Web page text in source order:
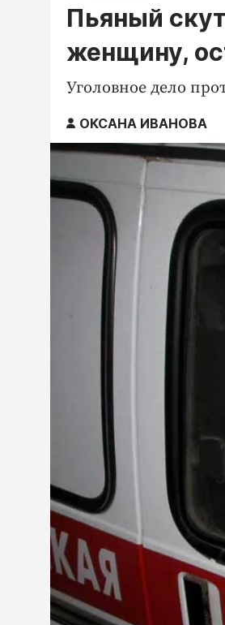
Пьяный
женщину,
Уголовное дело
ОКСАНА ИВАНОВА